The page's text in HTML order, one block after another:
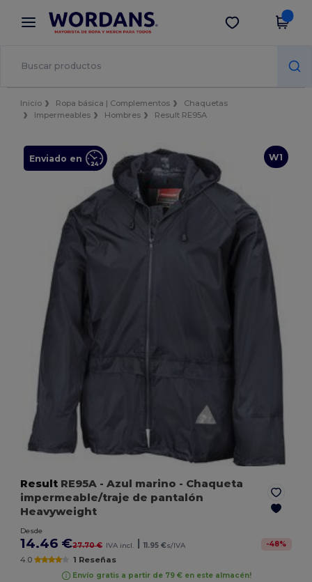
× App de Wordans
¡Mejores precios en app!
Descargar app
Inicio Ropa básica | Complementos
Chaquetas
Impermeables
Hombres Result RE95A
W1
Enviado en
Result RE95A - Azul marino - Chaqueta
impermeable/traje de pantalón
Heavyweight
Desde
14.46 €27.70 € IVA incl. | 11.95 €s/IVA -48%
4.0 1 Reseñas
Envío gratis a partir de 79 € en este almacén!